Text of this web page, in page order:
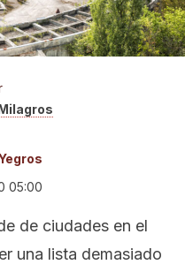
05:00
de ciudades en el
una lista demasiado